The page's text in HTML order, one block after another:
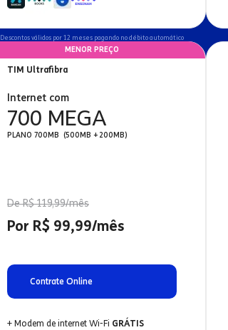
Descontos válidos por 12 meses pagando no débito automático
TIM Ultrafibra
Internet com
700 MEGA
PLANO 700MB (500MB + 200MB)
De R$ 119,99/mês
Por R$ 99,99/mês
Contrate Online
+ Modem de internet Wi-Fi GRÁTIS
MENOR PREÇO